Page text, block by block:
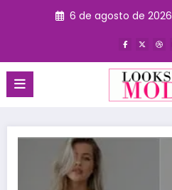
6 de agosto de 2026